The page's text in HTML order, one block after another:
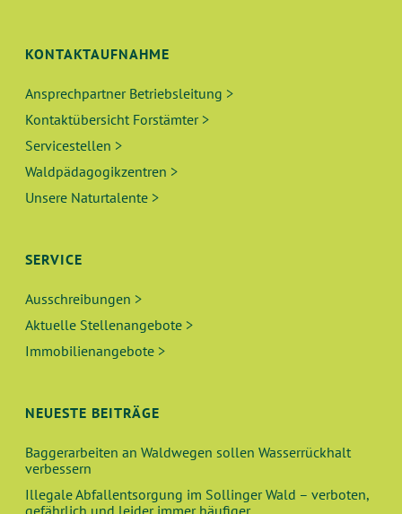
KONTAKTAUFNAHME
Ansprechpartner Betriebsleitung >
Kontaktübersicht Forstämter >
Servicestellen >
Waldpädagogikzentren >
Unsere Naturtalente >
SERVICE
Ausschreibungen >
Aktuelle Stellenangebote >
Immobilienangebote >
NEUESTE BEITRÄGE
Baggerarbeiten an Waldwegen sollen Wasserrückhalt
verbessern
Illegale Abfallentsorgung im Sollinger Wald – verboten,
gefährlich und leider immer häufiger